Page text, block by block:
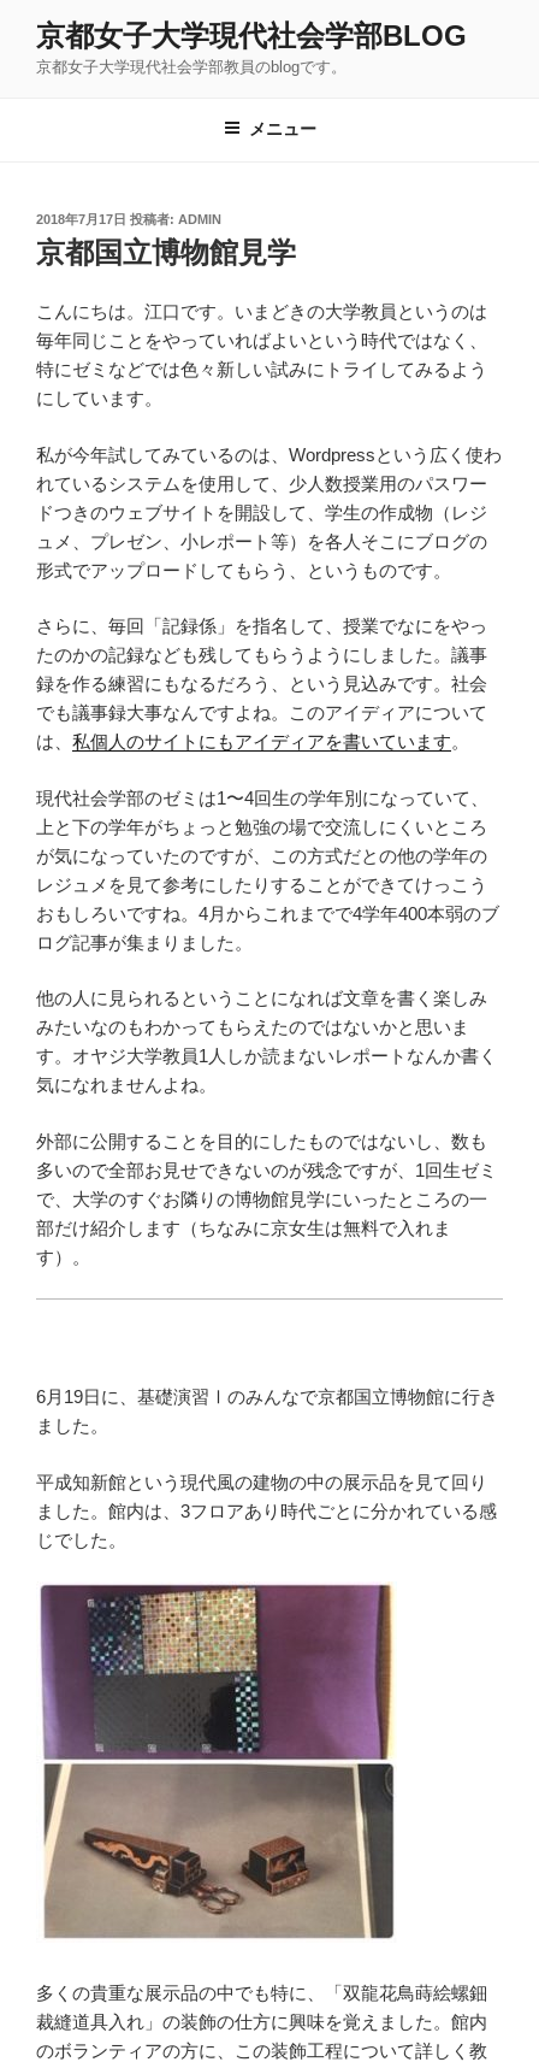
京都女子大学現代社会学部BLOG
京都女子大学現代社会学部教員のblogです。
メニュー
投
稿
日:
2018年7月17日 投稿者: ADMIN
京都国立博物館見学
こんにちは。江口です。いまどきの大学教員というのは
毎年同じことをやっていればよいという時代ではなく、
特にゼミなどでは色々新しい試みにトライしてみるよう
にしています。
私が今年試してみているのは、Wordpressという広く使わ
れているシステムを使用して、少人数授業用のパスワー
ドつきのウェブサイトを開設して、学生の作成物（レジ
ュメ、プレゼン、小レポート等）を各人そこにブログの
形式でアップロードしてもらう、というものです。
さらに、毎回「記録係」を指名して、授業でなにをやっ
たのかの記録なども残してもらうようにしました。議事
録を作る練習にもなるだろう、という見込みです。社会
でも議事録大事なんですよね。このアイディアについて
は、 私個人のサイトにもアイディアを書いています。
現代社会学部のゼミは1〜4回生の学年別になっていて、
上と下の学年がちょっと勉強の場で交流しにくいところ
が気になっていたのですが、この方式だとの他の学年の
レジュメを見て参考にしたりすることができてけっこう
おもしろいですね。4月からこれまでで4学年400本弱のブ
ログ記事が集まりました。
他の人に見られるということになれば文章を書く楽しみ
みたいなのもわかってもらえたのではないかと思いま
す。オヤジ大学教員1人しか読まないレポートなんか書く
気になれませんよね。
外部に公開することを目的にしたものではないし、数も
多いので全部お見せできないのが残念ですが、1回生ゼミ
で、大学のすぐお隣りの博物館見学にいったところの一
部だけ紹介します（ちなみに京女生は無料で入れま
す）。
6月19日に、基礎演習Ⅰのみんなで京都国立博物館に行き
ました。
平成知新館という現代風の建物の中の展示品を見て回り
ました。館内は、3フロアあり時代ごとに分かれている感
じでした。
多くの貴重な展示品の中でも特に、「双龍花鳥蒔絵螺鈿
裁縫道具入れ」の装飾の仕方に興味を覚えました。館内
のボランティアの方に、この装飾工程について詳しく教